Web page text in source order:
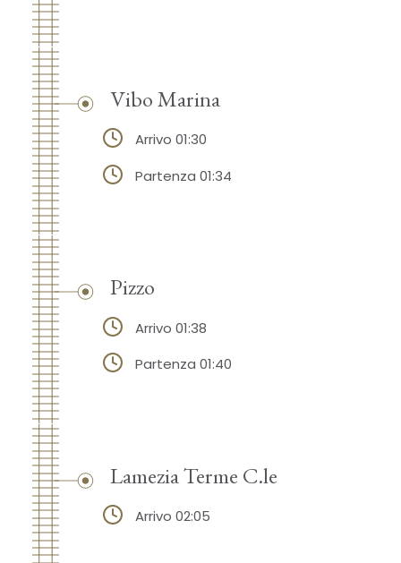
Vibo Marina
Arrivo 01:30
Partenza 01:34
Pizzo
Arrivo 01:38
Partenza 01:40
Lamezia Terme C.le
Arrivo 02:05